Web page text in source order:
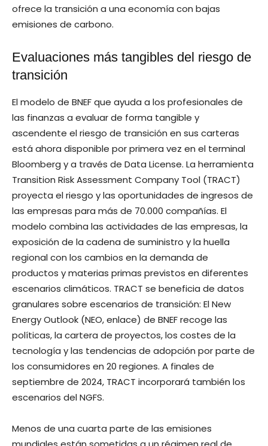
ofrece la transición a una economía con bajas
emisiones de carbono.
Evaluaciones más tangibles del riesgo de
transición
El modelo de BNEF que ayuda a los profesionales de
las finanzas a evaluar de forma tangible y
ascendente el riesgo de transición en sus carteras
está ahora disponible por primera vez en el terminal
Bloomberg y a través de Data License. La herramienta
Transition Risk Assessment Company Tool (TRACT)
proyecta el riesgo y las oportunidades de ingresos de
las empresas para más de 70.000 compañías. El
modelo combina las actividades de las empresas, la
exposición de la cadena de suministro y la huella
regional con los cambios en la demanda de
productos y materias primas previstos en diferentes
escenarios climáticos. TRACT se beneficia de datos
granulares sobre escenarios de transición: El New
Energy Outlook (NEO, enlace) de BNEF recoge las
políticas, la cartera de proyectos, los costes de la
tecnología y las tendencias de adopción por parte de
los consumidores en 20 regiones. A finales de
septiembre de 2024, TRACT incorporará también los
escenarios del NGFS.
Menos de una cuarta parte de las emisiones